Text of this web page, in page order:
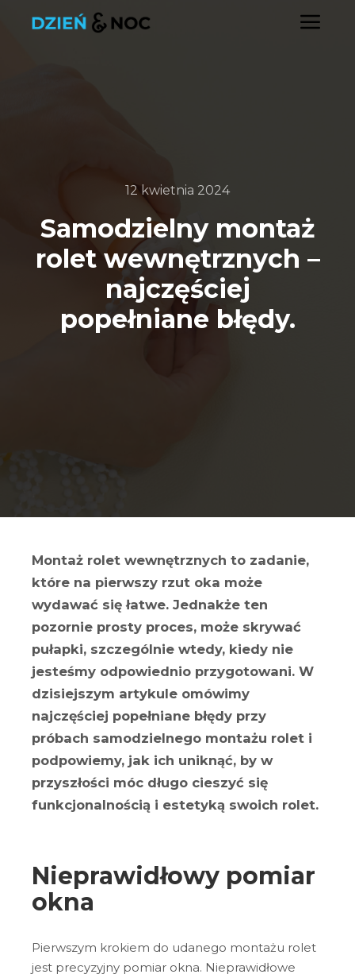
12 kwietnia 2024
Samodzielny montaż
rolet wewnętrznych –
najczęściej
popełniane błędy.
Montaż rolet wewnętrznych to zadanie,
które na pierwszy rzut oka może
wydawać się łatwe. Jednakże ten
pozornie prosty proces, może skrywać
pułapki, szczególnie wtedy, kiedy nie
jesteśmy odpowiednio przygotowani. W
dzisiejszym artykule omówimy
najczęściej popełniane błędy przy
próbach samodzielnego montażu rolet i
podpowiemy, jak ich uniknąć, by w
przyszłości móc długo cieszyć się
funkcjonalnością i estetyką swoich rolet.
Nieprawidłowy pomiar
okna
Pierwszym krokiem do udanego montażu rolet
jest precyzyjny pomiar okna. Nieprawidłowe